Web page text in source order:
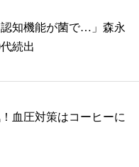
認知機能が菌で…」森永
続出
血圧対策はコーヒーに